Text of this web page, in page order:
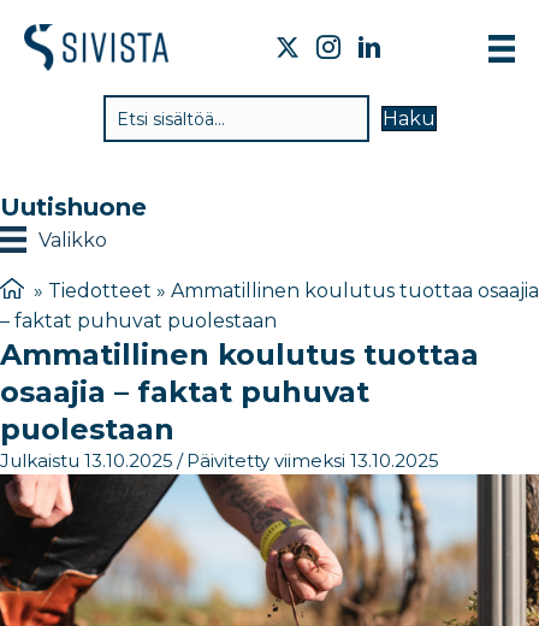
Haku
Uutishuone
Valikko
» Tiedotteet » Ammatillinen koulutus tuottaa osaajia
– faktat puhuvat puolestaan
Ammatillinen koulutus tuottaa
osaajia – faktat puhuvat
puolestaan
Julkaistu 13.10.2025 / Päivitetty viimeksi 13.10.2025